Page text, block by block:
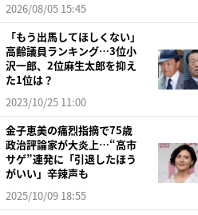
2026/08/05 15:45
「もう出馬してほしくない」
高齢議員ランキング…3位小
沢一郎、2位麻生太郎を抑え
た1位は？
2023/10/25 11:00
金子恵美の痛烈指摘で75歳
政治評論家が大炎上…“高市
サゲ”連発に「引退したほう
がいい」辛辣声も
2025/10/09 18:55